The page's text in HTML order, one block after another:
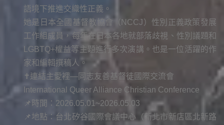
語境下推進交織性正義。
她是日本全國基督教協會（NCCJ）性別正義政策發展
工作組成員，每年在日本各地就部落歧視、性別議題和
LGBTQ+權益等主題進行多次演講。也是一位活躍的作
家和編輯撰稿人。
✝️連結主愛裡—同志友善基督徒國際交流會
International Queer Alliance Christian Conference
📌時間：2026.05.01~2026.05.03
📌地點：台北矽谷國際會議中心（新北市新店區北新路